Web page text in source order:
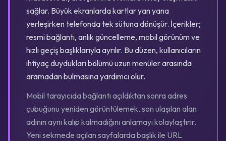
sağlar. Büyük ekranlarda kartlar yan yana
yerleşirken telefonda tek sütuna dönüşür. İçerikler;
resmi bağlantı, anlık güncelleme, mobil görünüm ve
hızlı geçiş başlıklarıyla ayrılır. Bu düzen, kullanıcıların
ihtiyaç duydukları bölümü uzun menüler arasında
aramadan bulmasına yardımcı olur.
Mobil tarayıcıda bağlantı açıldıktan sonra adres
çubuğunu yeniden görüntülemek, son ulaşılan alan
adının aynı kalıp kalmadığını anlamayı kolaylaştırır.
Yeni sekmede açılan sayfalarda başlık ile URL